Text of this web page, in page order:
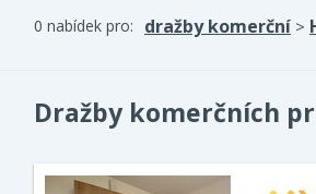
0 nabídek pro: dražby komerční >
Dražby komerčních